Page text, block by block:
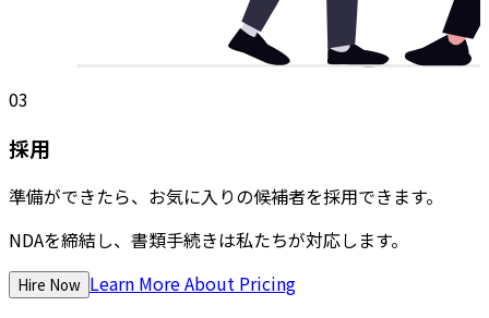
03
採用
準備ができたら、お気に入りの候補者を採用できます。
NDAを締結し、書類手続きは私たちが対応します。
Hire Now Learn More About Pricing